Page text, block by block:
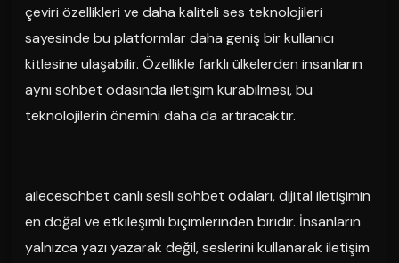
çeviri özellikleri ve daha kaliteli ses teknolojileri
sayesinde bu platformlar daha geniş bir kullanıcı
kitlesine ulaşabilir. Özellikle farklı ülkelerden insanların
aynı sohbet odasında iletişim kurabilmesi, bu
teknolojilerin önemini daha da artıracaktır.
ailecesohbet canlı sesli sohbet odaları, dijital iletişimin
en doğal ve etkileşimli biçimlerinden biridir. İnsanların
yalnızca yazı yazarak değil, seslerini kullanarak iletişim